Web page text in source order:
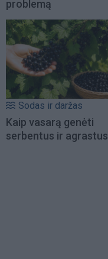
problemą
Sodas ir daržas
Kaip vasarą genėti
serbentus ir agrastus